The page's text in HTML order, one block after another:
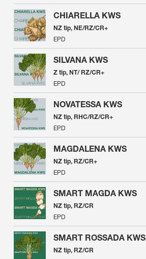
CHIARELLA KWS
NZ tip, NE/RZ/CR+
EPD
SILVANA KWS
Z tip, NT/ RZ/CR+
EPD
NOVATESSA KWS
NZ tip, RHC/RZ/CR+
EPD
MAGDALENA KWS
NZ tip, RZ/CR+
EPD
SMART MAGDA KWS
NZ tip, RZ/CR
EPD
SMART ROSSADA KWS
NZ tip, RZ/CR